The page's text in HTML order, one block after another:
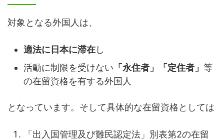
対象となる外国人は、
適法に日本に滞在し
活動に制限を受けない 「永住者」「定住者」 等
の在留資格を有する外国人
となっています。そして具体的な在留資格としては
「出入国管理及び難民認定法」別表第2の在留